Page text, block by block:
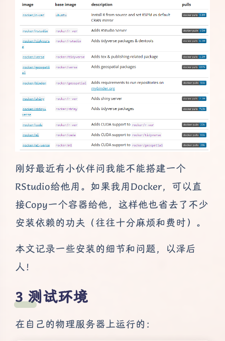
刚好最近有小伙伴问我能不能搭建一个
RStudio给他用。如果我用Docker，可以直
接Copy一个容器给他，这样他也省去了不少
安装依赖的功夫（往往十分麻烦和费时）。
本文记录一些安装的细节和问题，以泽后
人！
测试环境
在自己的物理服务器上运行的：